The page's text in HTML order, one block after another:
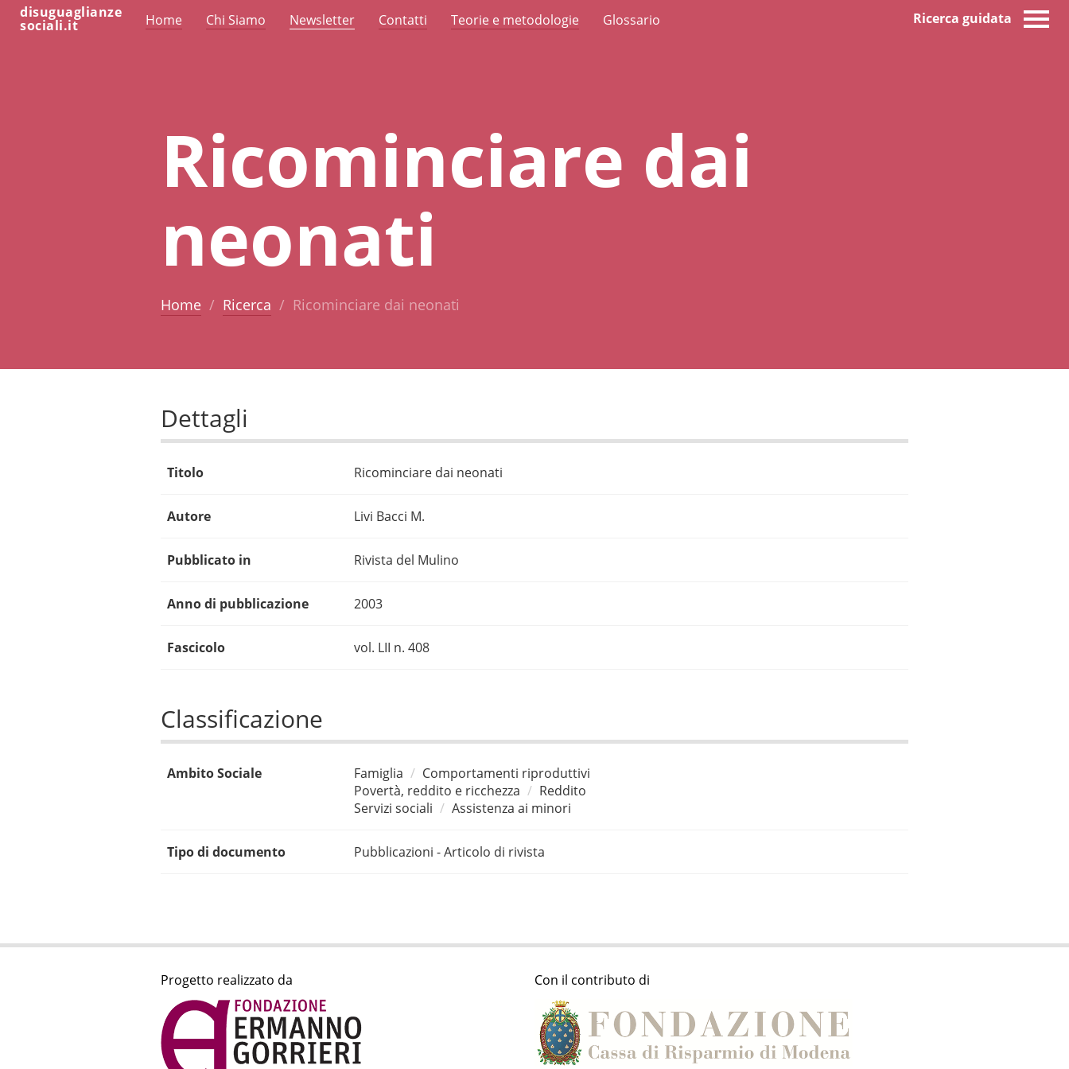
disuguaglianze
sociali.it Home Chi Siamo Newsletter Contatti Teorie e metodologie Glossario Ricerca guidata
Ricominciare dai
neonati
Home Ricerca Ricominciare dai neonati
Dettagli
Titolo Ricominciare dai neonati
Autore Livi Bacci M.
Pubblicato in Rivista del Mulino
Anno di pubblicazione 2003
Fascicolo vol. LII n. 408
Classificazione
Ambito Sociale Famiglia
Comportamenti riproduttivi
Povertà, reddito e ricchezza
Reddito
Servizi sociali
Assistenza ai minori
Tipo di documento Pubblicazioni - Articolo di rivista
Progetto realizzato da Con il contributo di